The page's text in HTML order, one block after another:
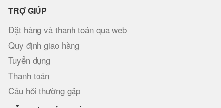
TRỢ GIÚP
Đặt hàng và thanh toán qua web
Quy định giao hàng
Tuyển dụng
Thanh toán
Câu hỏi thường gặp